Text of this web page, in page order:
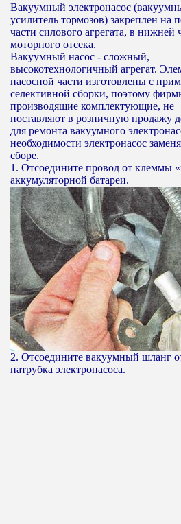
Вакуумный электронасос
усилитель тормозов) закреплен на
части силового агрегата, в нижней
моторного отсека.
Вакуумный насос - сложный,
высокотехнологичный агрегат.
насосной части изготовлены с
селективной сборки, поэтому
производящие комплектующие, не
поставляют в розничную продажу
для ремонта вакуумного
необходимости электронасос
сборе.
1. Отсоедините провод от клеммы
аккумуляторной батареи.
2. Отсоедините вакуумный шланг
патрубка электронасоса.